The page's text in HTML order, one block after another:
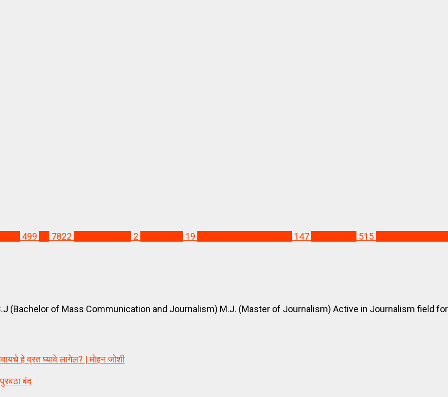
499 7822 2 19 147 515
(Bachelor of Mass Communication and Journalism) M.J. (Master of Journalism) Active in Journalism field
हे व्रत घ्यावे लागेल? | मोहन जोशी
बंद